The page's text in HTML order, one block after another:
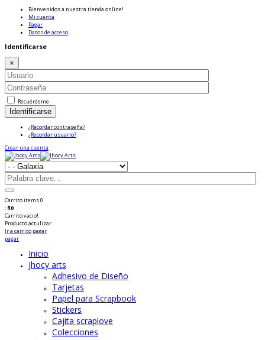
Bienvenidos a nuestra tienda online!
Mi cuenta
Pagar
Datos de acceso
Identificarse
×
Recuérdeme
Identificarse
¿Recordar contraseña?
¿Recordar usuario?
Crear una cuenta
Carritoitems0
:$0
Carrito vacio!
Productoactulizar
Ir a carrito pagar
pagar
Inicio
Jhocy arts
Adhesivo de Diseño
Tarjetas
Papel para Scrapbook
Stickers
Cajita scraplove
Colecciones